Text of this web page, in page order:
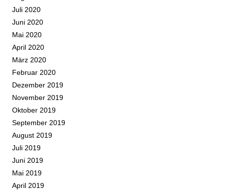
Juli 2020
Juni 2020
Mai 2020
April 2020
März 2020
Februar 2020
Dezember 2019
November 2019
Oktober 2019
September 2019
August 2019
Juli 2019
Juni 2019
Mai 2019
April 2019